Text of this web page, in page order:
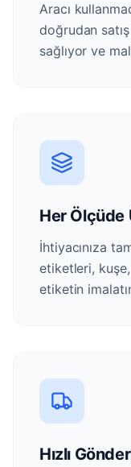
Aracı
doğrudan
sağlıyor ve
Her Ölçüde
İhtiyacınıza
etiketleri,
etiketin
Hızlı